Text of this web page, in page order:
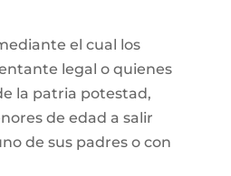
el cual los
legal o quienes
la patria potestad,
de edad a salir
de sus padres o con